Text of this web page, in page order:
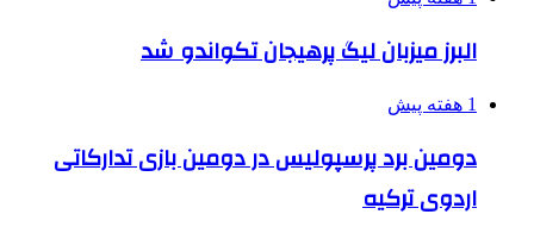
البرز میزبان لیگ پرهیجان تکواندو شد
1 هفته پیش
دومین برد پرسپولیس در دومین بازی تدارکاتی
اردوی ترکیه